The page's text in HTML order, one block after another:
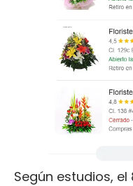
Según estudios,